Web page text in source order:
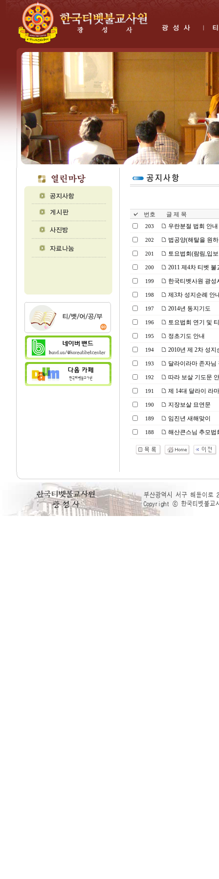
번호 글 제 목
203 우란분절 법회 안내
202 법공양(해탈을 원
201 토요법회(람림,입
200 2011 제4차 티벳
199 한국티벳사원 광성
198 제3차 성지순례 안
197 2014년 동지기도
196 토요법회 연기 및
195 정초기도 안내
194 2010년 제 2차 성지
193 달라이라마 존자님
192 따라 보살 기도문
191 제 14대 달라이 라
190 지장보살 묘연문
189 임진년 새해맞이
188 해산큰스님 추모법